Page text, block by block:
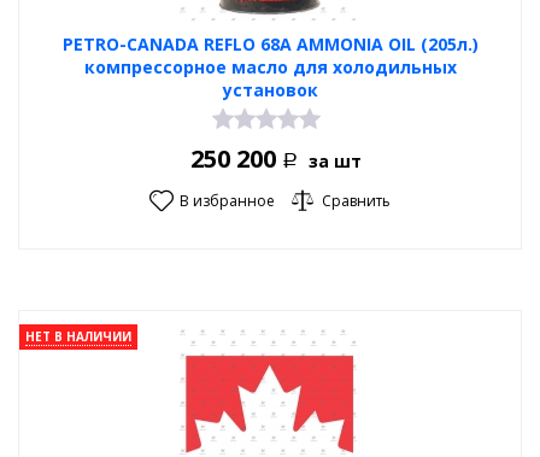
PETRO-CANADA REFLO 68A AMMONIA OIL (205л.)
компрессорное масло для холодильных
установок
250 200 Р за шт
В избранное Сравнить
НЕТ В НАЛИЧИИ